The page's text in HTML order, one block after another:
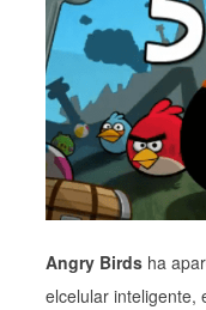
Angry Birds ha
elcelular inteligente,